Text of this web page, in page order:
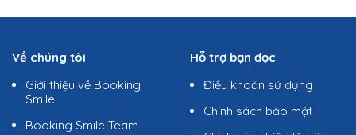
Về chúng tôi
Giới thiệu về Booking
Smile
Booking Smile Team
Hỗ trợ bạn đọc
Điều khoản sử dụng
Chính sách bảo mật